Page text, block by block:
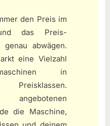
den Preis im
das Preis-
genau abwägen.
eine Vielzahl
in
die Maschine,